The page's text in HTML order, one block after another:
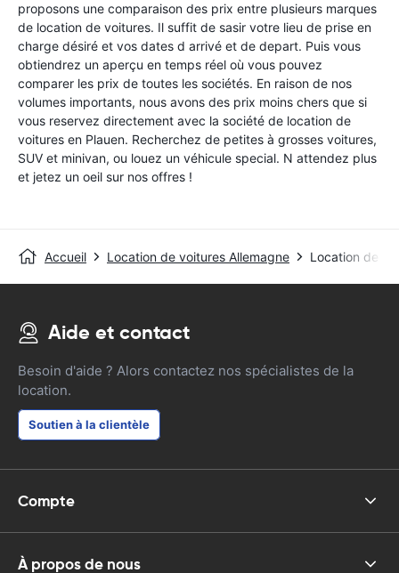
proposons une comparaison des prix entre plusieurs marques
de location de voitures. Il suffit de sasir votre lieu de prise en
charge désiré et vos dates d arrivé et de depart. Puis vous
obtiendrez un aperçu en temps réel où vous pouvez
comparer les prix de toutes les sociétés. En raison de nos
volumes importants, nous avons des prix moins chers que si
vous reservez directement avec la société de location de
voitures en Plauen. Recherchez de petites à grosses voitures,
SUV et minivan, ou louez un véhicule special. N attendez plus
et jetez un oeil sur nos offres !
Accueil Location de voitures Allemagne Location de
Aide et contact
Besoin d'aide ? Alors contactez nos spécialistes de la
location.
Soutien à la clientèle
Compte
À propos de nous